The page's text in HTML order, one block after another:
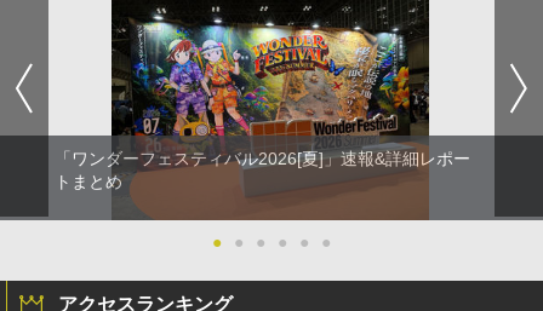
「ワンダーフェスティバル2026[夏]」速報&詳細レポー
トまとめ
● ● ● ● ● ●
アクセスランキング